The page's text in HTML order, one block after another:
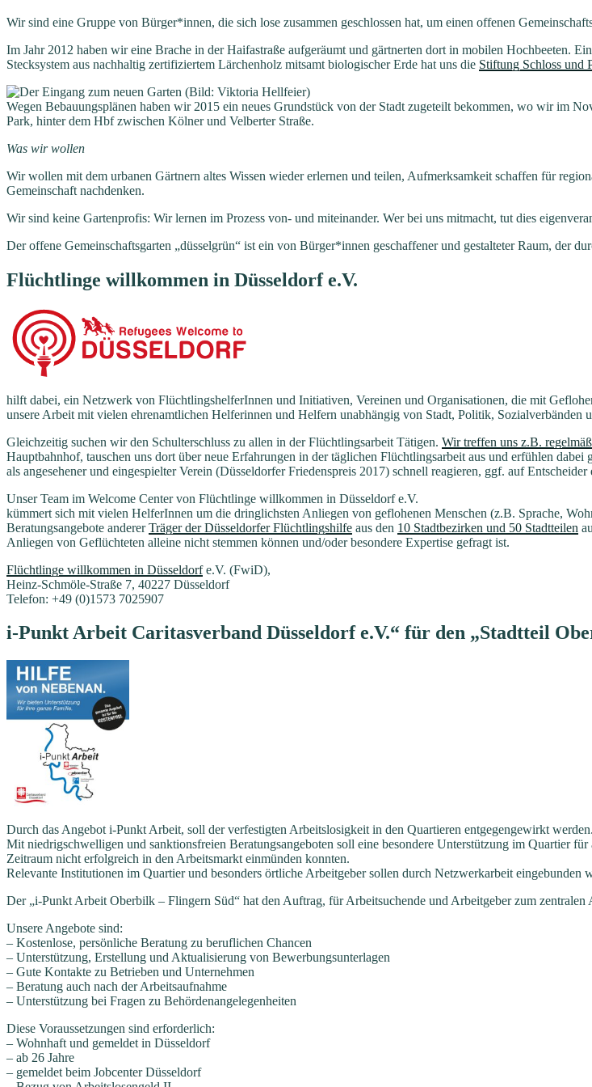
Wir sind eine Gruppe von Bürger*innen, die sich lose zusammen geschlossen hat, um einen offenen
Im Jahr 2012 haben wir eine Brache in der Haifastraße aufgeräumt und gärtnerten dort in mobilen Hochbeeten.
Stecksystem aus nachhaltig zertifiziertem Lärchenholz mitsamt biologischer Erde hat uns die Stiftung Schloss und
Wegen Bebauungsplänen haben wir 2015 ein neues Grundstück von der Stadt zugeteilt bekommen, wo wir im
Park, hinter dem Hbf zwischen Kölner und Velberter Straße.
Was wir wollen
Wir wollen mit dem urbanen Gärtnern altes Wissen wieder erlernen und teilen, Aufmerksamkeit schaffen für
Gemeinschaft nachdenken.
Wir sind keine Gartenprofis: Wir lernen im Prozess von- und miteinander. Wer bei uns mitmacht, tut dies
Der offene Gemeinschaftsgarten „düsselgrün“ ist ein von Bürger*innen geschaffener und gestalteter Raum, der
Flüchtlinge willkommen in Düsseldorf e.V.
hilft dabei, ein Netzwerk von FlüchtlingshelferInnen und Initiativen, Vereinen und Organisationen, die mit
unsere Arbeit mit vielen ehrenamtlichen Helferinnen und Helfern unabhängig von Stadt, Politik, Sozialverbänden
Gleichzeitig suchen wir den Schulterschluss zu allen in der Flüchtlingsarbeit Tätigen. Wir treffen uns z.B.
Hauptbahnhof, tauschen uns dort über neue Erfahrungen in der täglichen Flüchtlingsarbeit aus und erfühlen
als angesehener und eingespielter Verein (Düsseldorfer Friedenspreis 2017) schnell reagieren, ggf. auf
Unser Team im Welcome Center von Flüchtlinge willkommen in Düsseldorf e.V.
kümmert sich mit vielen HelferInnen um die dringlichsten Anliegen von geflohenen Menschen (z.B. Sprache,
Beratungsangebote andererTräger der Düsseldorfer Flüchtlingshilfe aus den 10 Stadtbezirken und 50 Stadtteilen
Anliegen von Geflüchteten alleine nicht stemmen können und/oder besondere Expertise gefragt ist.
Flüchtlinge willkommen in Düsseldorfe.V. (FwiD),
Heinz-Schmöle-Straße 7, 40227 Düsseldorf
Telefon: +49 (0)1573 7025907
i-Punkt Arbeit Caritasverband Düsseldorf e.V.“ für den „Stadtteil
Durch das Angebot i-Punkt Arbeit, soll der verfestigten Arbeitslosigkeit in den Quartieren entgegengewirkt werden.
Mit niedrigschwelligen und sanktionsfreien Beratungsangeboten soll eine besondere Unterstützung im Quartier
Zeitraum nicht erfolgreich in den Arbeitsmarkt einmünden konnten.
Relevante Institutionen im Quartier und besonders örtliche Arbeitgeber sollen durch Netzwerkarbeit
Der „i-Punkt Arbeit Oberbilk – Flingern Süd“ hat den Auftrag, für Arbeitsuchende und Arbeitgeber zum
Unsere Angebote sind:
– Kostenlose, persönliche Beratung zu beruflichen Chancen
– Unterstützung, Erstellung und Aktualisierung von Bewerbungsunterlagen
– Gute Kontakte zu Betrieben und Unternehmen
– Beratung auch nach der Arbeitsaufnahme
– Unterstützung bei Fragen zu Behördenangelegenheiten
Diese Voraussetzungen sind erforderlich:
– Wohnhaft und gemeldet in Düsseldorf
– ab 26 Jahre
– gemeldet beim Jobcenter Düsseldorf